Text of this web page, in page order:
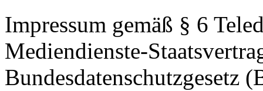
Impressum gemäß § 6
Mediendienste-
Bundesdatenschutzgesetz